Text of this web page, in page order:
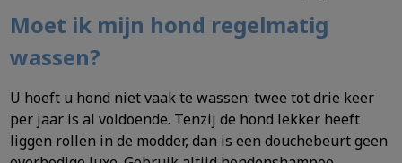
Moet ik mijn hond regelmatig
wassen?
U hoeft u hond niet vaak te wassen: twee tot drie keer
per jaar is al voldoende. Tenzij de hond lekker heeft
liggen rollen in de modder, dan is een douchebeurt geen